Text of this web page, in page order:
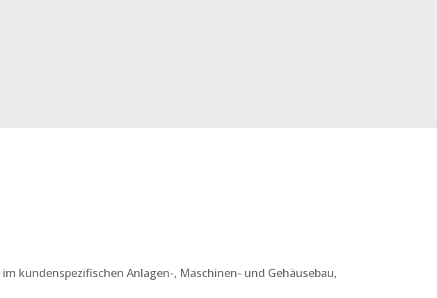
im kundenspezifischen Anlagen-, Maschinen- und Gehäusebau,